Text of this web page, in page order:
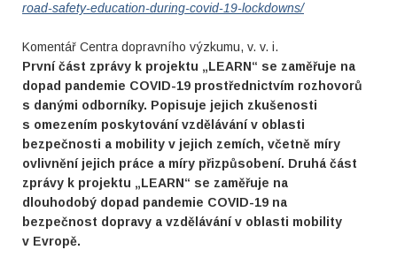
road-safety-education-during-covid-19-lockdowns/
Komentář Centra dopravního výzkumu, v. v. i.
První část zprávy k projektu „LEARN“ se zaměřuje na
dopad pandemie COVID-19 prostřednictvím rozhovorů
s danými odborníky. Popisuje jejich zkušenosti
s omezením poskytování vzdělávání v oblasti
bezpečnosti a mobility v jejich zemích, včetně míry
ovlivnění jejich práce a míry přizpůsobení. Druhá část
zprávy k projektu „LEARN“ se zaměřuje na
dlouhodobý dopad pandemie COVID-19 na
bezpečnost dopravy a vzdělávání v oblasti mobility
v Evropě.